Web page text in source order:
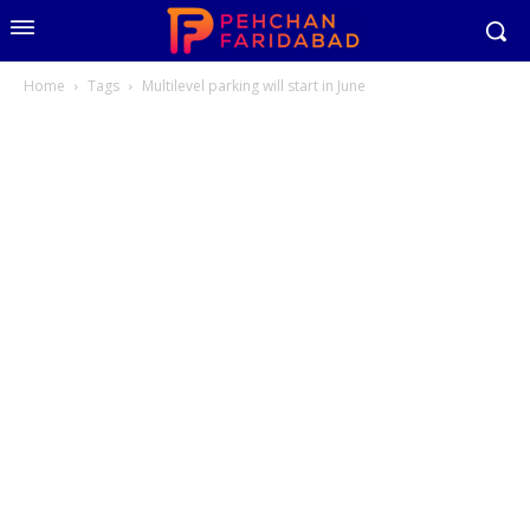
Home Tags Multilevel parking will start in June